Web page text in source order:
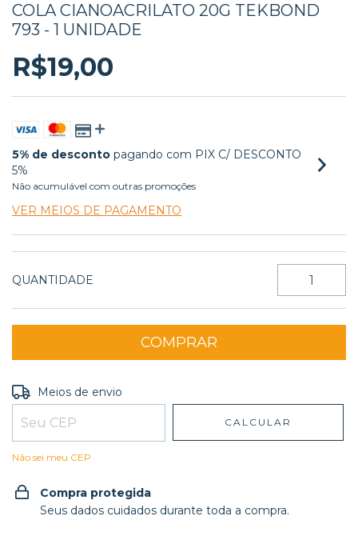
COLA CIANOACRILATO 20G TEKBOND
793 - 1 UNIDADE
R$19,00
5% de desconto pagando com PIX C/ DESCONTO
5%
Não acumulável com outras promoções
VER MEIOS DE PAGAMENTO
QUANTIDADE
Entregas para o CEP:
Meios de envio
CALCULAR
Não sei meu CEP
Compra protegida
Seus dados cuidados durante toda a compra.